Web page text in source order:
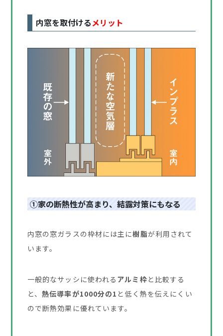
内窓を取付けるメリット
①家の断熱性が高まり、結露対策にもなる
内窓の窓ガラスの枠材には主に樹脂が利用されて
います。
一般的なサッシに使われる アルミ枠 と比較する
と、熱伝導率が1000分の1 と低く熱を伝えにくい
ので断熱効果に優れています。